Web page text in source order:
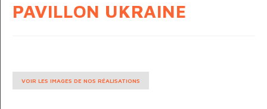
PAVILLON UKRAINE
VOIR LES IMAGES DE NOS RÉALISATIONS